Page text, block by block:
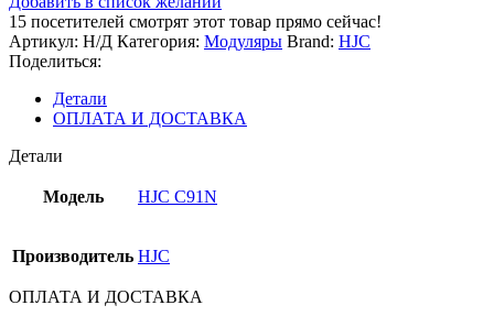
C91N
NEPOS
MC5
15 посетителей смотрят этот товар прямо сейчас!
Артикул: Н/Д Категория: Модуляры Brand: HJC
Поделиться:
Детали
ОПЛАТА И ДОСТАВКА
Детали
Модель HJC C91N
Производитель HJC
ОПЛАТА И ДОСТАВКА